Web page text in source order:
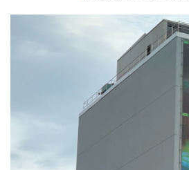
EduTech
Enterprise Digital Transformation